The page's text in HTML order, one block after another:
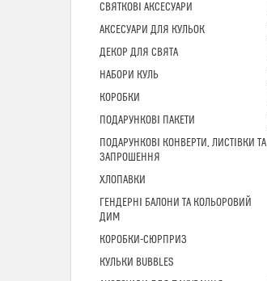
СВЯТКОВІ АКСЕСУАРИ
АКСЕСУАРИ ДЛЯ КУЛЬОК
ДЕКОР ДЛЯ СВЯТА
НАБОРИ КУЛЬ
КОРОБКИ
ПОДАРУНКОВІ ПАКЕТИ
ПОДАРУНКОВІ КОНВЕРТИ, ЛИСТІВКИ ТА
ЗАПРОШЕННЯ
ХЛОПАВКИ
ГЕНДЕРНІ БАЛОНИ ТА КОЛЬОРОВИЙ
ДИМ
КОРОБКИ-СЮРПРИЗ
КУЛЬКИ BUBBLES